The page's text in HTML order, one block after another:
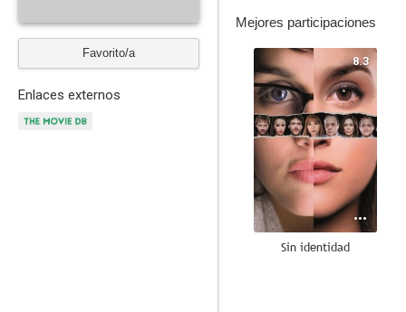
Favorito/a
Enlaces externos
Mejores participaciones
8.3
Sin identidad